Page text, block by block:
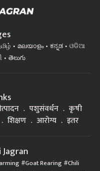
తెలుగు
शिक्षण आरोग्य इतर
Goat Rearing
/ फळबाग लागवड Health मानवी